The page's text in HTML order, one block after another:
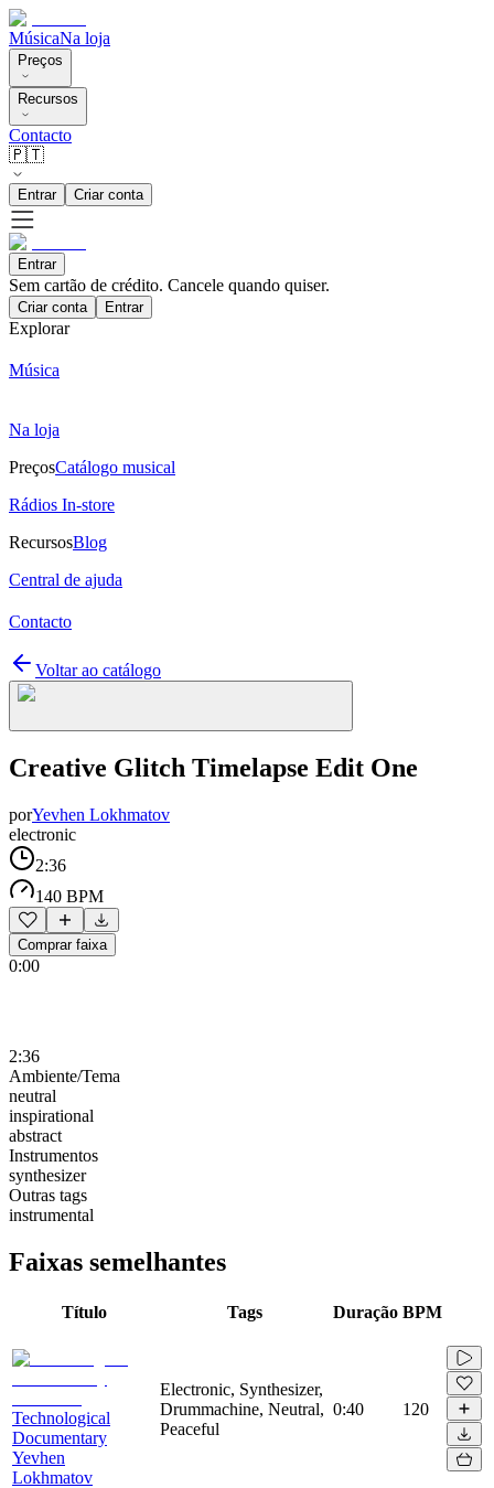
MúsicaNa loja
Preços
Recursos
Contacto
🇵🇹
Entrar Criar conta
Entrar
Sem cartão de crédito. Cancele quando quiser.
Criar conta Entrar
Explorar
Música
Na loja
PreçosCatálogo musical
Rádios In-store
RecursosBlog
Central de ajuda
Contacto
Voltar ao catálogo
Creative Glitch Timelapse Edit One
porYevhen Lokhmatov
electronic
2:36
140 BPM
Comprar faixa
0:00
2:36
Ambiente/Tema
neutral
inspirational
abstract
Instrumentos
synthesizer
Outras tags
instrumental
Faixas semelhantes
Título Tags Duração BPM
Technological
Documentary
Yevhen
Lokhmatov
Electronic, Synthesizer,
Drummachine, Neutral,
Peaceful
0:40 120